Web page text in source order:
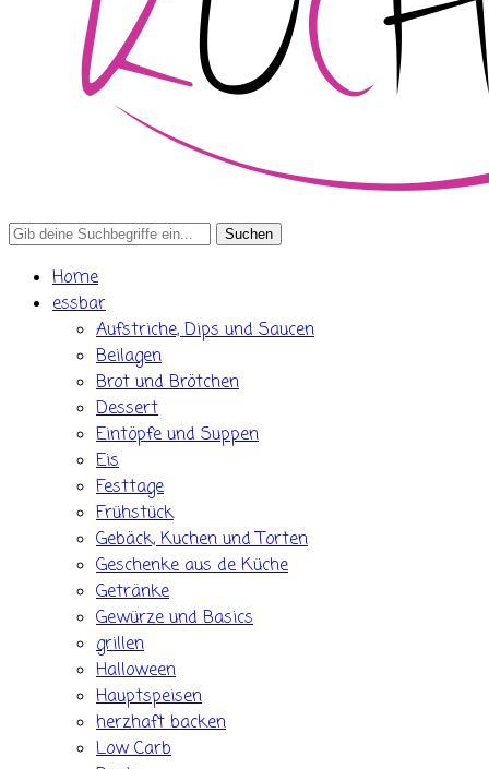
Search
Home
essbar
Aufstriche, Dips und Saucen
Beilagen
Brot und Brötchen
Dessert
Eintöpfe und Suppen
Eis
Festtage
Frühstück
Gebäck, Kuchen und Torten
Geschenke aus de Küche
Getränke
Gewürze und Basics
grillen
Halloween
Hauptspeisen
herzhaft backen
Low Carb